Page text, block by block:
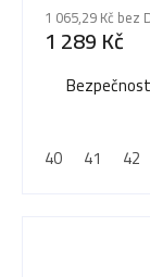
1 065,29 Kč bez
1 289 Kč
40
41 42